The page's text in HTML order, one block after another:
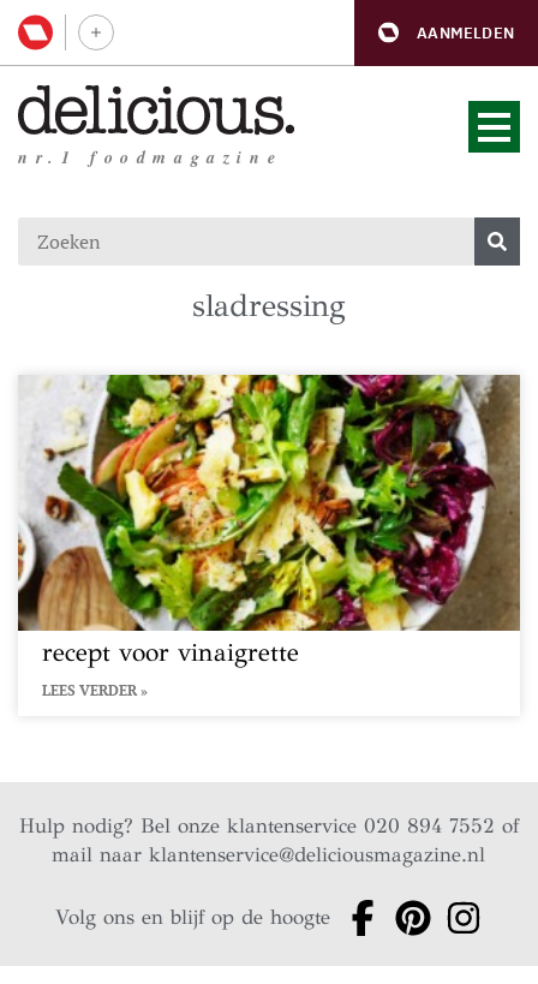
AANMELDEN
nr.1 foodmagazine
sladressing
recept voor vinaigrette
LEES VERDER »
Hulp nodig? Bel onze klantenservice 020 894 7552 of
mail naarklantenservice@deliciousmagazine.nl
Volg ons en blijf op de hoogte